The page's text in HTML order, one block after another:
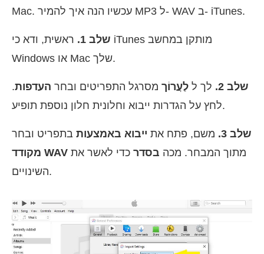
Mac. עכשיו הנה איך להמיר MP3 ל- WAV ב- iTunes.
שלב 1.
ראשית, ודא כי iTunes מותקן במחשב
Windows או Mac שלך.
שלב 2. לך ל לַעֲרוֹך מסרגל התפריטים ובחר העדפות.
לחץ על הגדרות ייבוא וחלונית חלון נוספת תופיע.
שלב 3. משם, פתח את ייבוא באמצעות בתפריט ובחר
מקודד WAV
מתוך המבחר. מכה בסדר כדי לאשר את
השינויים.